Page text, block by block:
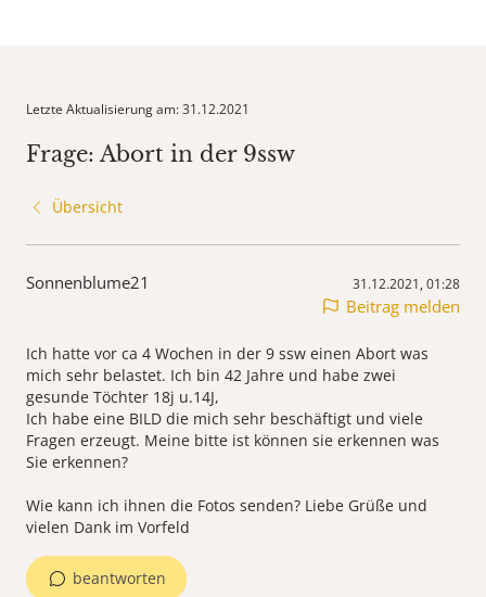
Letzte Aktualisierung am: 31.12.2021
Frage: Abort in der 9ssw
Übersicht
Sonnenblume21 31.12.2021, 01:28
Beitrag melden
Ich hatte vor ca 4 Wochen in der 9 ssw einen Abort was
mich sehr belastet. Ich bin 42 Jahre und habe zwei
gesunde Töchter 18j u.14J,
Ich habe eine BILD die mich sehr beschäftigt und viele
Fragen erzeugt. Meine bitte ist können sie erkennen was
Sie erkennen?
Wie kann ich ihnen die Fotos senden? Liebe Grüße und
vielen Dank im Vorfeld
beantworten